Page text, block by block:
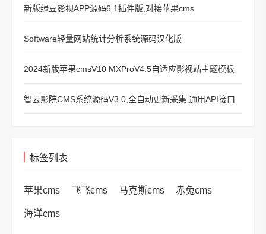
新版绿豆影视APP源码6.1插件版,对接苹果cms
Software轻量网站统计分析系统源码汉化版
2024新版苹果cmsV10 MXProV4.5自适应影视站主题模板
智云影院CMS系统源码V3.0,全自动更新采集,通用API接口
标签列表
苹果cms 飞飞cms 马克斯cms 赤兔cms
海洋cms